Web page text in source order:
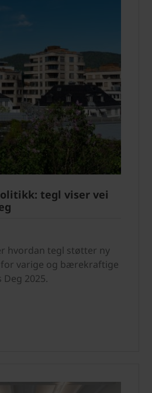
tegl viser vei
hvordan tegl støtter ny
varige og bærekraftige
Deg 2025.